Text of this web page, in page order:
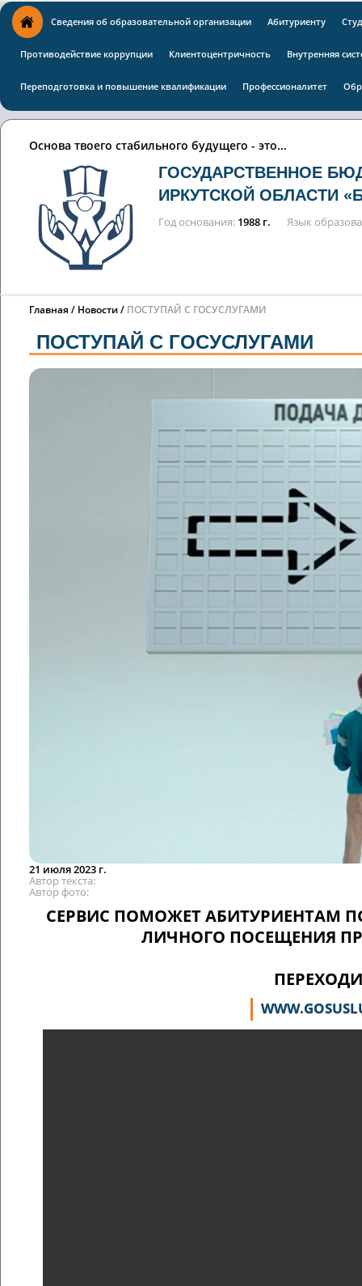
Сведения об образовательной организации Абитуриенту
Противодействие коррупции Клиентоцентричность Внутренняя
Переподготовка и повышение квалификации Профессионалитет
Основа твоего стабильного будущего - это...
ГОСУДАРСТВЕННОЕ
ИРКУТСКОЙ ОБЛАСТИ
Год основания 1988 г. Язык
Главная Новости ПОСТУПАЙ С ГОСУСЛУГАМИ
ПОСТУПАЙ С ГОСУСЛУГАМИ
21 июля 2023 г.
Автор текста
Автор фото
СЕРВИС ПОМОЖЕТ АБИТУРИЕНТАМ
ЛИЧНОГО ПОСЕЩЕНИЯ